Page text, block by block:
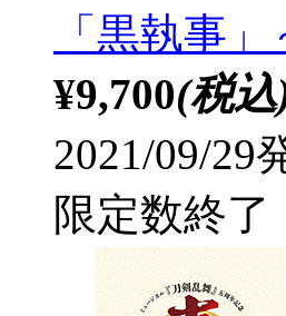
「黒執事
¥9,700(税込
2021/09/29
限定数終了